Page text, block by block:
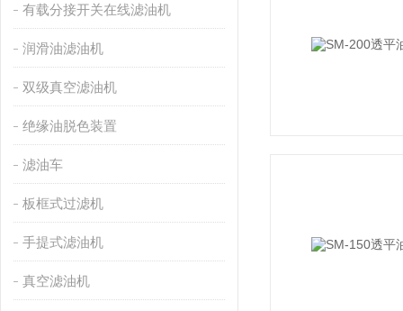
有载分接开关在线滤油机
润滑油滤油机
双级真空滤油机
绝缘油脱色装置
滤油车
板框式过滤机
手提式滤油机
真空滤油机